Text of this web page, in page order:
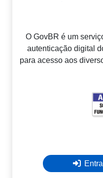
O GovBR é um
autenticação digital
para acesso aos